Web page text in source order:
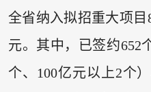
全省纳入拟招重大项目
元。其中，已签约652
个、100亿元以上2个